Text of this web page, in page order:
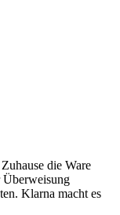
die Ware
Überweisung
Klarna macht es